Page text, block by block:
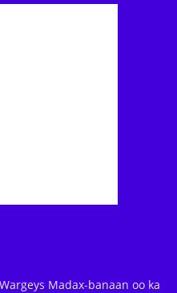
Madax-banaan oo ka